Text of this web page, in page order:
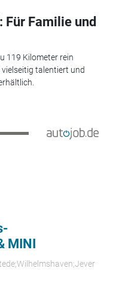
Familie und
119 Kilometer rein
vielseitig talentiert und
MINI